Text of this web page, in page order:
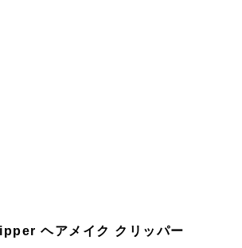
ヘアメイク クリッパー